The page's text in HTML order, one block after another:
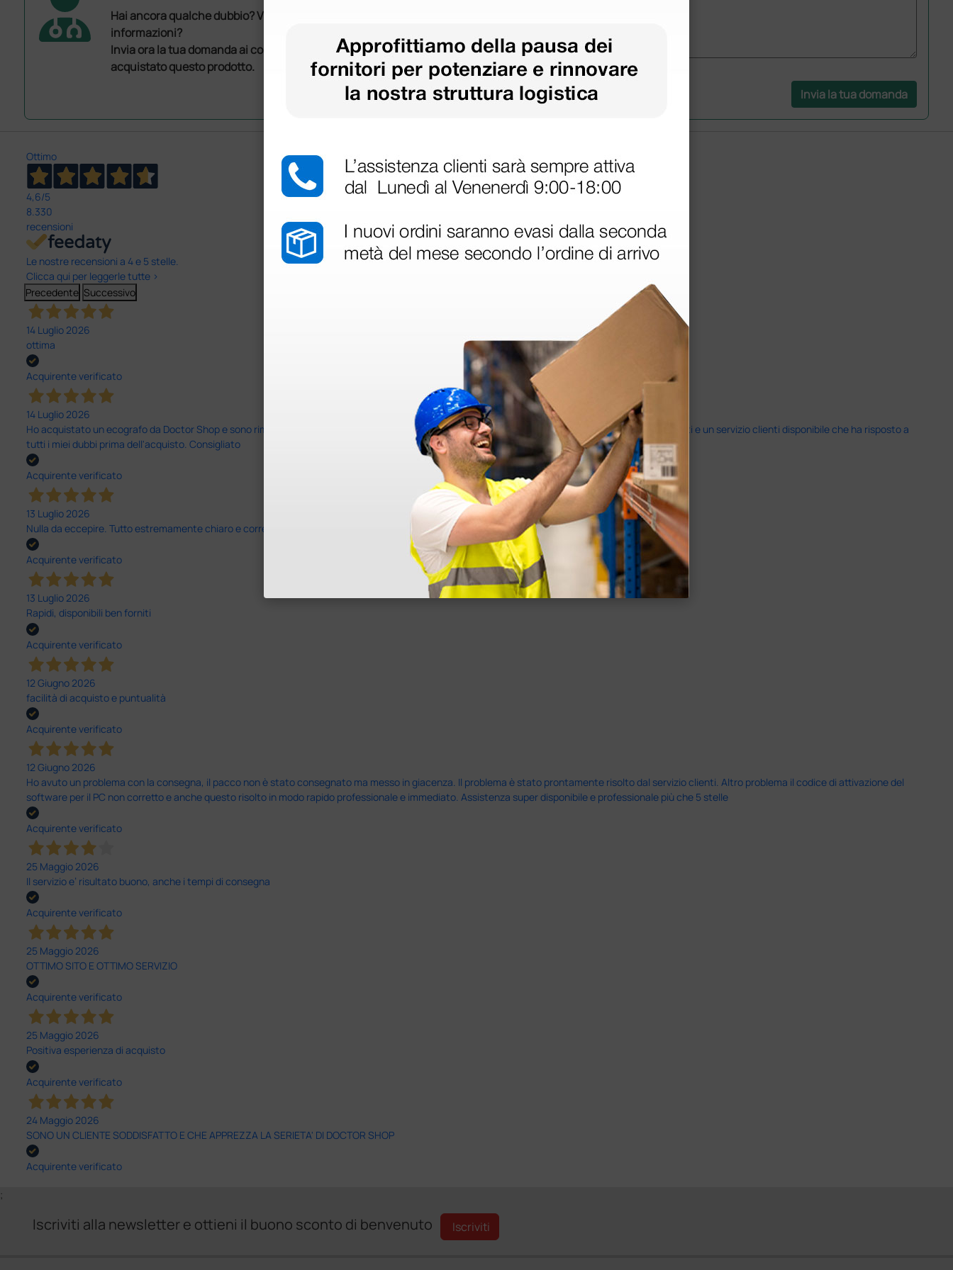
Hai ancora qualche dubbio? Vuoi ulteriori
informazioni?
Invia ora la tua domanda ai colleghi che hanno già
acquistato questo prodotto.
Invia la tua domanda
Ottimo
4,6/5
8.330
recensioni
Le nostre recensioni a 4 e 5 stelle.
Clicca qui per leggerle tutte >
Precedente Successivo
14 Luglio 2026
ottima
Acquirente verificato
14 Luglio 2026
Ho acquistato un ecografo da Doctor Shop e sono rimasto molto soddisfatto dell'esperienza. Apparecchiatura di qualità, consegna nei tempi previsti e un servizio clienti disponibile che ha risposto a
tutti i miei dubbi prima dell'acquisto. Consigliato
Acquirente verificato
13 Luglio 2026
Nulla da eccepire. Tutto estremamente chiaro e corretto, dall’ordine alla consegna.
Acquirente verificato
13 Luglio 2026
Rapidi, disponibili ben forniti
Acquirente verificato
12 Giugno 2026
facilità di acquisto e puntualità
Acquirente verificato
12 Giugno 2026
Ho avuto un problema con la consegna, il pacco non è stato consegnato ma messo in giacenza. Il problema è stato prontamente risolto dal servizio clienti. Altro problema il codice di attivazione del
software per il PC non corretto e anche questo risolto in modo rapido professionale e immediato. Assistenza super disponibile e professionale più che 5 stelle
Acquirente verificato
25 Maggio 2026
Il servizio e’ risultato buono, anche i tempi di consegna
Acquirente verificato
25 Maggio 2026
OTTIMO SITO E OTTIMO SERVIZIO
Acquirente verificato
25 Maggio 2026
Positiva esperienza di acquisto
Acquirente verificato
24 Maggio 2026
SONO UN CLIENTE SODDISFATTO E CHE APPREZZA LA SERIETA' DI DOCTOR SHOP
Acquirente verificato
;
Iscriviti alla newsletter e ottieni il buono sconto di benvenuto Iscriviti